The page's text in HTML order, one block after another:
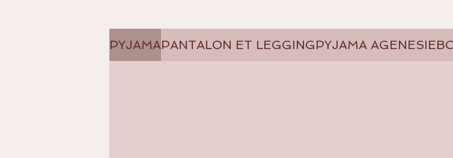
PYJAMAPANTALON ET LEGGINGPYJAMA AGENESIE